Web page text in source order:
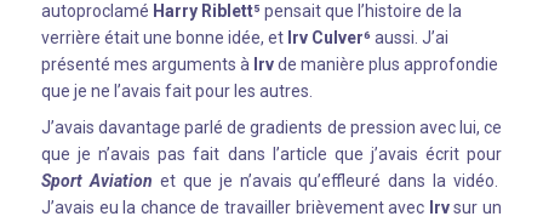
autoproclamé Harry Riblett⁵ pensait que l’histoire de la
verrière était une bonne idée, et Irv Culver⁶ aussi. J’ai
présenté mes arguments à Irvde manière plus approfondie
que je ne l’avais fait pour les autres.
J’avais davantage parlé de gradients de pression avec lui, ce
que je n’avais pas fait dans l’article que j’avais écrit pour
Sport Aviation et que je n’avais qu’effleuré dans la vidéo.
J’avais eu la chance de travailler brièvement avec Irvsur un